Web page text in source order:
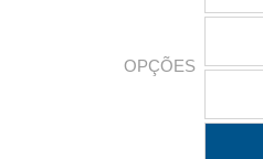
OPÇÕES